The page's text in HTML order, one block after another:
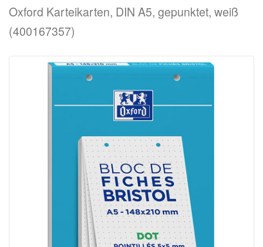
Oxford Karteikarten, DIN A5, gepunktet, weiß
(400167357)